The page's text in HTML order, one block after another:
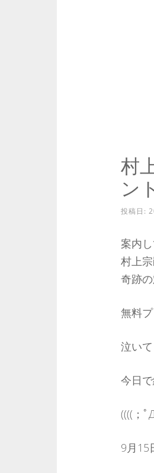
村
ン
投稿日:
案内し
村上
奇跡
無料
泣い
今日で
((((；ﾟ
9月15